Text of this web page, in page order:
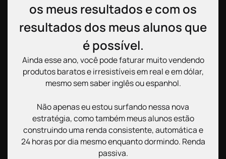
os meus resultados e com os
resultados dos meus alunos que
é possível.
Ainda esse ano, você pode faturar muito vendendo
produtos baratos e irresistíveis em real e em dólar,
mesmo sem saber inglês ou espanhol.
Não apenas eu estou surfando nessa nova
estratégia, como também meus alunos estão
construindo uma renda consistente, automática e
24 horas por dia mesmo enquanto dormindo. Renda
passiva.